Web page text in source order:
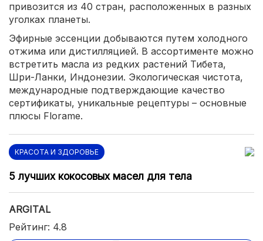
привозится из 40 стран, расположенных в разных
уголках планеты.
Эфирные эссенции добываются путем холодного
отжима или дистилляцией. В ассортименте можно
встретить масла из редких растений Тибета,
Шри-Ланки, Индонезии. Экологическая чистота,
международные подтверждающие качество
сертификаты, уникальные рецептуры – основные
плюсы Florame.
КРАСОТА И ЗДОРОВЬЕ
5 лучших кокосовых масел для тела
ARGITAL
Рейтинг: 4.8